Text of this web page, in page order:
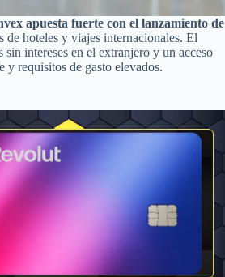
apuesta fuerte con el lanzamiento de
de hoteles y viajes internacionales. El
intereses en el extranjero y un acceso
requisitos de gasto elevados.